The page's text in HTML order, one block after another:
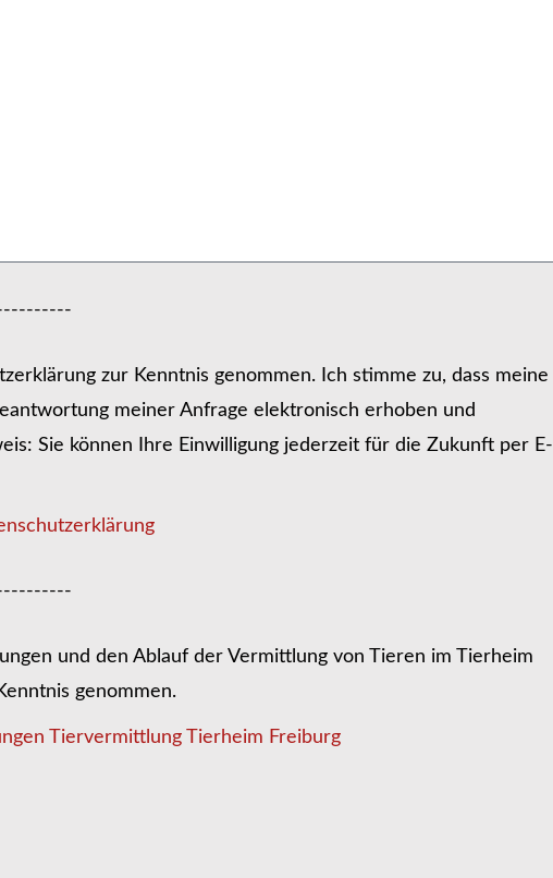
zur Kenntnis genommen. Ich stimme zu, dass meine
meiner Anfrage elektronisch erhoben und
Sie können Ihre Einwilligung jederzeit für die Zukunft per E-
und den Ablauf der Vermittlung von Tieren im Tierheim
genommen.
Tiervermittlung Tierheim Freiburg